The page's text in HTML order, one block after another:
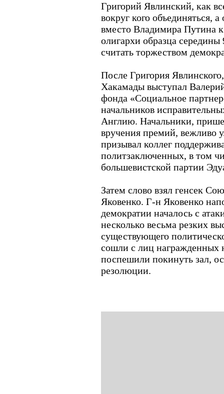
Григорий Явлинский, как
вокруг кого объединяться,
вместо Владимира Путина
олигархи образца
считать торжеством
После Григория
Хакамады выступал
фонда «Социальное
начальников
Англию. Начальники,
вручения премий, вежливо
призывал коллег
политзаключенных, в том
большевистской партии
Затем слово взял генсек
Яковенко. Г-н Яковенко
демократии началось с
несколько весьма резких
существующего
сошли с лиц награжденных
поспешили покинуть зал,
резолюции.